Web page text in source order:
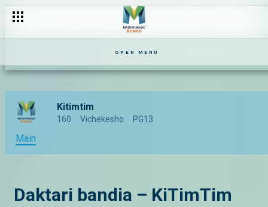
OPEN MENU
Kitimtim
160 Vichekesho PG13
Main
Daktari bandia – KiTimTim
Mikasa ndio mingi– Kitimtim